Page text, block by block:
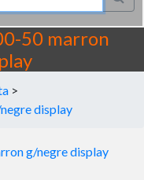
50 marron
>
display